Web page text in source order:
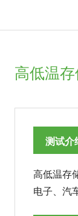
高低温
测试介
高低温存
电子、汽